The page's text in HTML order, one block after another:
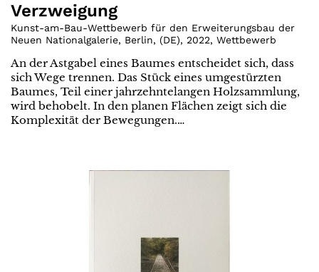
Verzweigung
Kunst-am-Bau-Wettbewerb für den Erweiterungsbau der
Neuen Nationalgalerie, Berlin, (DE), 2022, Wettbewerb
An der Astgabel eines Baumes entscheidet sich, dass
sich Wege trennen. Das Stück eines umgestürzten
Baumes, Teil einer jahrzehntelangen Holzsammlung,
wird behobelt. In den planen Flächen zeigt sich die
Komplexität der Bewegungen.…